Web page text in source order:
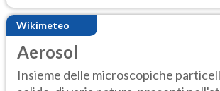
Wikimeteo
Aerosol
Insieme delle microscopiche